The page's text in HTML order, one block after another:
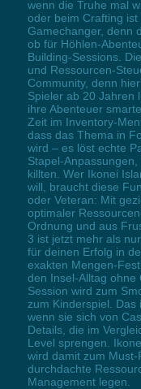
wenn die Truhe mal
oder beim Crafting
Gamechanger, denn
ob für Höhlen-
Building-Sessions.
und Ressourcen-
Community, denn
Spieler ab 20 Jahren
ihre Abenteuer
Zeit im Inventory-
dass das Thema in
wird – es löst echte
Stapel-
killten. Wer Ikonei
will, braucht diese
oder Veteran: Mit
optimaler
Ordnung und aus
3 ist jetzt mehr als
für deinen Erfolg in
exakten Mengen-
den Insel-Alltag ohne
Session wird zum
zum Kinderspiel. Das
wenn sie sich von
Details, die im
Level sprengen.
wird damit zum
durchdachte
Management legen.